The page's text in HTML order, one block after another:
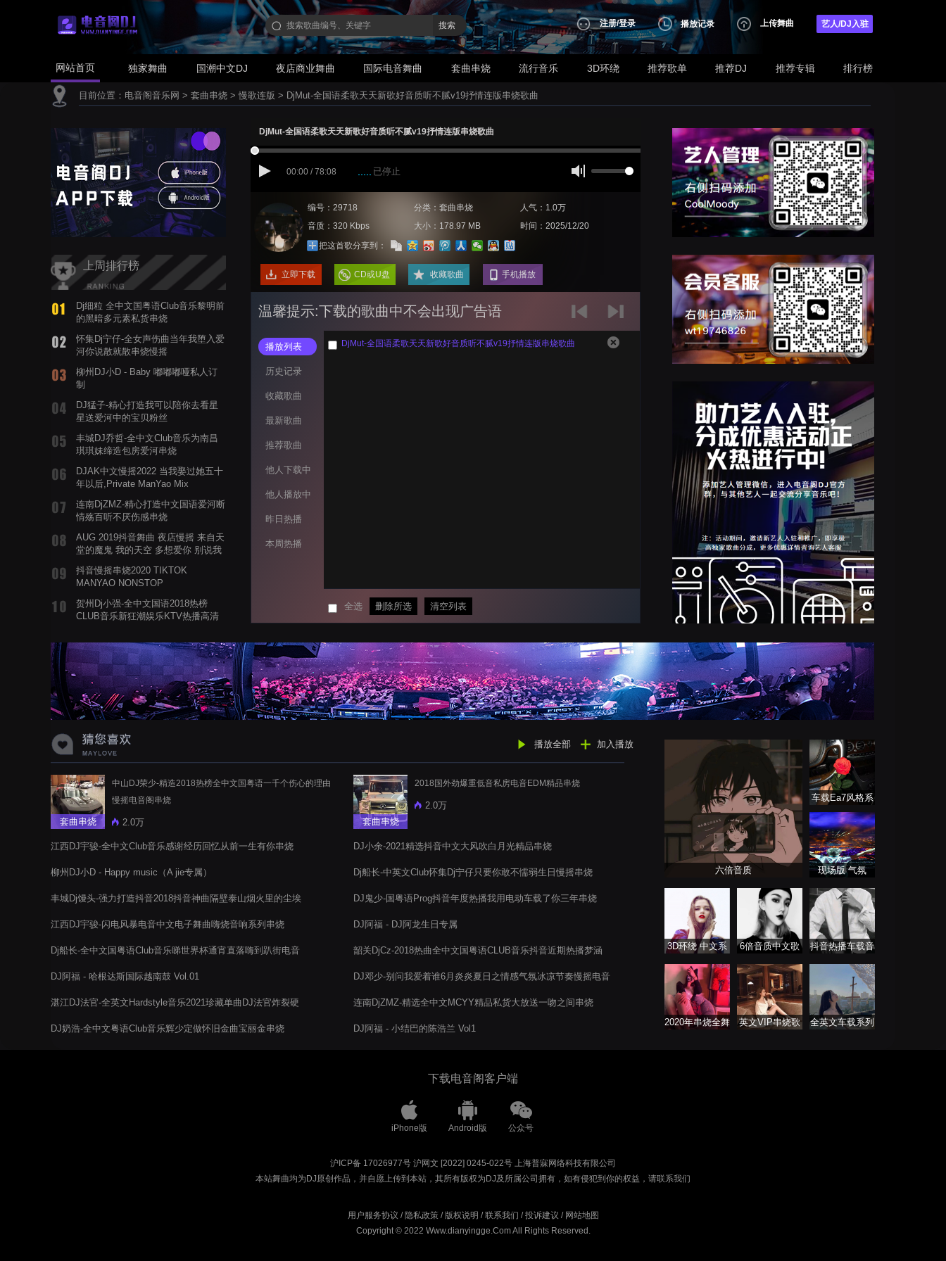
搜索 注册/登录 播放记录 上传舞曲 艺人/DJ入驻
网站首页 独家舞曲 国潮中文DJ 夜店商业舞曲 国际电音舞曲 套曲串烧 流行音乐 3D环绕 推荐歌单 推荐DJ 推荐专辑 排行榜
目前位置： 电音阁音乐网 > 套曲串烧 > 慢歌连版 > DjMut-全国语柔歌天天新歌好音质听不腻v19抒情连版串烧歌曲
上周排行榜
Dj细粒 全中文国粤语Club音乐黎明前
的黑暗多元素私货串烧
怀集Dj宁仔-全女声伤曲当年我堕入爱
河你说散就散串烧慢摇
柳州DJ小D - Baby 嘟嘟嘟哑私人订
制
DJ猛子-精心打造我可以陪你去看星
星送爱河中的宝贝粉丝
丰城DJ乔哲-全中文Club音乐为南昌
琪琪妹缔造包房爱河串烧
DJAK中文慢摇2022 当我娶过她五十
年以后,Private ManYao Mix
连南DjZMZ-精心打造中文国语爱河断
情殇百听不厌伤感串烧
AUG 2019抖音舞曲 夜店慢摇 来自天
堂的魔鬼 我的天空 多想爱你 别说我
抖音慢摇串烧2020 TIKTOK
MANYAO NONSTOP
蝉爸爸妈妈爱存在夏天的风是想你的
声音啊
贺州Dj小强-全中文国语2018热榜
CLUB音乐新狂潮娱乐KTV热播高清
DjMut-全国语柔歌天天新歌好音质听不腻v19抒情连版串烧歌曲
00:00 / 78:08 已停止
编号：29718 分类：套曲串烧
人气：1.0万
音质：320 Kbps
大小：178.97 MB
时间：2025/12/20
把这首歌分享到：
立即下载 CD或U盘 收藏歌曲 手机播放
温馨提示:下载的歌曲中不会出现广告语
播放列表
历史记录
收藏歌曲
最新歌曲
推荐歌曲
他人下载中
他人播放中
昨日热播
本周热播
DjMut-全国语柔歌天天新歌好音质听不腻v19抒情连版串烧歌曲
全选 删除所选 清空列表
播放全部 加入播放
套曲串烧
中山DJ荣少-精造2018热榜全中文国粤语一千个伤心的理由
慢摇电音阁串烧
2.0万
江西DJ宇骏-全中文Club音乐感谢经历回忆从前一生有你串烧
柳州DJ小D - Happy music（A jie专属）
丰城Dj馒头-强力打造抖音2018抖音神曲隔壁泰山烟火里的尘埃
江西DJ宇骏-闪电风暴电音中文电子舞曲嗨烧音响系列串烧
Dj船长-全中文国粤语Club音乐睇世界杯通宵直落嗨到趴街电音
DJ阿福 - 哈根达斯国际越南鼓 Vol.01
湛江DJ法官-全英文Hardstyle音乐2021珍藏单曲DJ法官炸裂硬
DJ奶浩-全中文粤语Club音乐辉少定做怀旧金曲宝丽金串烧
套曲串烧
2018国外劲爆重低音私房电音EDM精品串烧
2.0万
DJ小余-2021精选抖音中文大风吹白月光精品串烧
Dj船长-中英文Club怀集Dj宁仔只要你敢不懦弱生日慢摇串烧
DJ鬼少-国粤语Prog抖音年度热播我用电动车载了你三年串烧
DJ阿福 - DJ阿龙生日专属
韶关DjCz-2018热曲全中文国粤语CLUB音乐抖音近期热播梦涵
DJ邓少-别问我爱着谁6月炎炎夏日之情感气氛冰凉节奏慢摇电音
连南DjZMZ-精选全中文MCYY精品私货大放送一吻之间串烧
DJ阿福 - 小结巴的陈浩兰 Vol1
六倍音质
车载Ea7风格系
列
现场版 气氛
3D环绕 中文系
6倍音质中文歌
抖音热播车载音
2020年串烧全舞
英文VIP串烧歌
全英文车载系列
下载电音阁客户端
iPhone版 Android版 公众号
沪ICP备 17026977号 沪网文 [2022] 0245-022号 上海普寐网络科技有限公司
本站舞曲均为DJ原创作品，并自愿上传到本站，其所有版权为DJ及所属公司拥有，如有侵犯到你的权益，请联系我们
用户服务协议 / 隐私政策/ 版权说明 /联系我们 /投诉建议 / 网站地图
Copyright © 2022 Www.dianyingge.Com All Rights Reserved.